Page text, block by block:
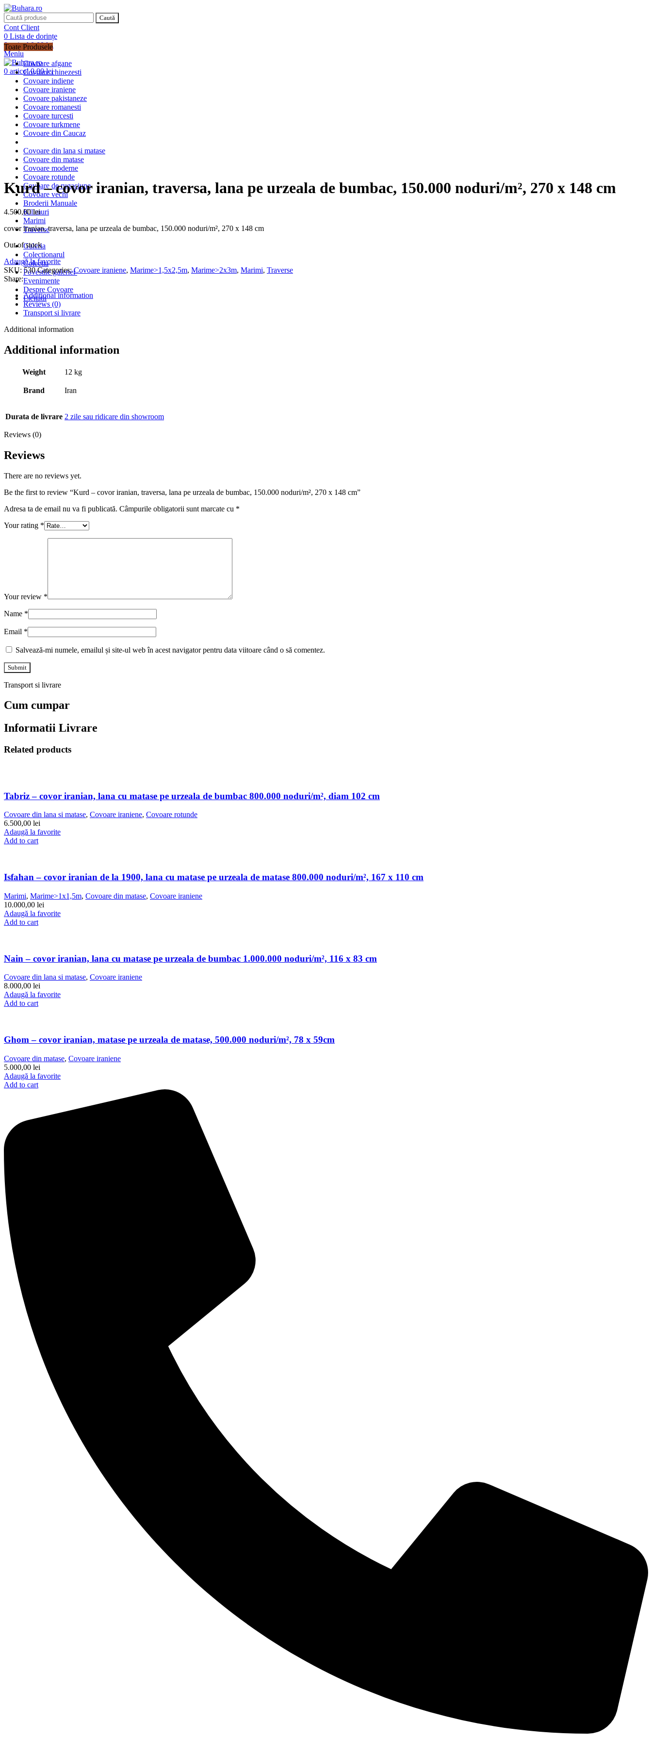
Caută
Cont Client
0 Lista de dorințe
0articol 0,00lei
Meniu
0 articol 0,00lei
Toate Produsele
Covoare afgane
Covoare chinezesti
Covoare indiene
Covoare iraniene
Covoare pakistaneze
Covoare romanesti
Covoare turcesti
Covoare turkmene
Covoare din Caucaz
Covoare din lana si matase
Covoare din matase
Covoare moderne
Covoare rotunde
Covoare de rugaciune
Covoare vechi
Broderii Manuale
Kilimuri
Marimi
Traverse
Galeria
Colectionarul
Colectia
Povestile galeriei
Evenimente
Despre Covoare
Licitatii
Sold out
Kurd – covor iranian, traversa, lana pe urzeala de bumbac, 150.000 noduri/m², 270 x 148 cm
4.500,00lei
covor iranian, traversa, lana pe urzeala de bumbac, 150.000 noduri/m², 270 x 148 cm
Out of stock
Adaugă la favorite
SKU:530Categories: Covoare iraniene, Marime>1,5x2,5m, Marime>2x3m, Marimi, Traverse
Share:
Additional information
Reviews (0)
Transport si livrare
Additional information
Additional information
Weight 12 kg
Brand Iran
Durata de livrare 2 zile sau ridicare din showroom
Reviews (0)
Reviews
There are no reviews yet.
Be the first to review “Kurd – covor iranian, traversa, lana pe urzeala de bumbac, 150.000 noduri/m², 270 x 148 cm”
Adresa ta de email nu va fi publicată. Câmpurile obligatorii sunt marcate cu *
Your rating *
Your review *
Name *
Email *
Salvează-mi numele, emailul și site-ul web în acest navigator pentru data viitoare când o să comentez.
Transport si livrare
Cum cumpar
Informatii Livrare
Related products
Tabriz – covor iranian, lana cu matase pe urzeala de bumbac 800.000 noduri/m², diam 102 cm
Covoare din lana si matase, Covoare iraniene, Covoare rotunde
6.500,00 lei
Adaugă la favorite
Add to cart
Isfahan – covor iranian de la 1900, lana cu matase pe urzeala de matase 800.000 noduri/m², 167 x 110 cm
Marimi, Marime>1x1,5m, Covoare din matase, Covoare iraniene
10.000,00 lei
Adaugă la favorite
Add to cart
Nain – covor iranian, lana cu matase pe urzeala de bumbac 1.000.000 noduri/m², 116 x 83 cm
Covoare din lana si matase, Covoare iraniene
8.000,00 lei
Adaugă la favorite
Add to cart
Ghom – covor iranian, matase pe urzeala de matase, 500.000 noduri/m², 78 x 59cm
Covoare din matase, Covoare iraniene
5.000,00 lei
Adaugă la favorite
Add to cart